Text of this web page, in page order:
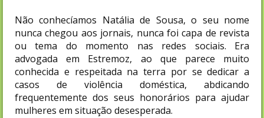
Não conhecíamos Natália de Sousa, o seu nome
nunca chegou aos jornais, nunca foi capa de revista
ou tema do momento nas redes sociais. Era
advogada em Estremoz, ao que parece muito
conhecida e respeitada na terra por se dedicar a
casos de violência doméstica, abdicando
frequentemente dos seus honorários para ajudar
mulheres em situação desesperada.